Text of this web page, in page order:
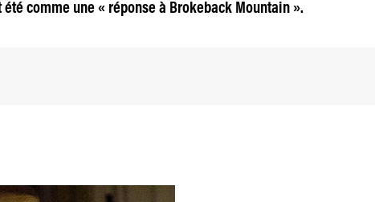
comme une « réponse à Brokeback Mountain ».